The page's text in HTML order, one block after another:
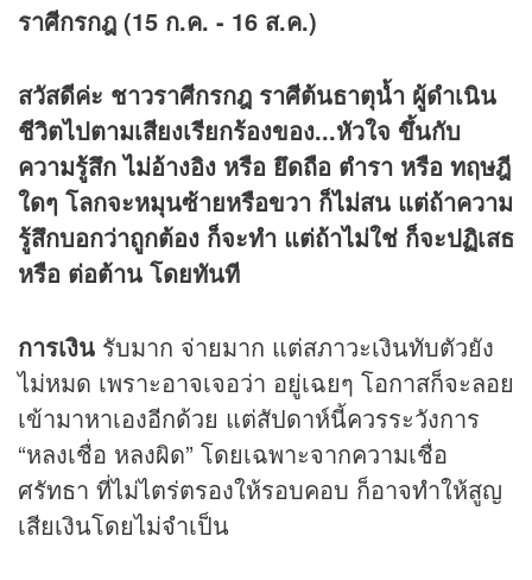
ราศีกรกฎ (15 ก.ค. - 16 ส.ค.)
สวัสดีค่ะ ชาวราศีกรกฎ ราศีต้นธาตุน้ำ ผู้ดำเนิน
ชีวิตไปตามเสียงเรียกร้องของ...หัวใจ ขึ้นกับ
ความรู้สึก ไม่อ้างอิง หรือ ยึดถือ ตำรา หรือ ทฤษฎี
ใดๆ โลกจะหมุนซ้ายหรือขวา ก็ไม่สน แต่ถ้าความ
รู้สึกบอกว่าถูกต้อง ก็จะทำ แต่ถ้าไม่ใช่ ก็จะปฏิเสธ
หรือ ต่อต้าน โดยทันที
การเงิน รับมาก จ่ายมาก แต่สภาวะเงินทับตัวยัง
ไม่หมด เพราะอาจเจอว่า อยู่เฉยๆ โอกาสก็จะลอย
เข้ามาหาเองอีกด้วย แต่สัปดาห์นี้ควรระวังการ
“หลงเชื่อ หลงผิด” โดยเฉพาะจากความเชื่อ
ศรัทธา ที่ไม่ไตร่ตรองให้รอบคอบ ก็อาจทำให้สูญ
เสียเงินโดยไม่จำเป็น